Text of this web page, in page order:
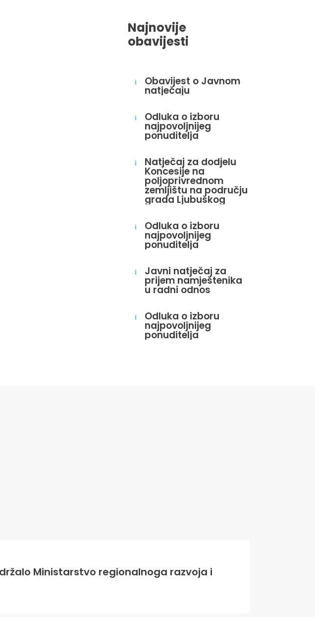
Najnovije
obavijesti
i Obavijest o Javnom
natječaju
i Odluka o izboru
najpovoljnijeg
ponuditelja
i Natječaj za dodjelu
Koncesije na
poljoprivrednom
zemljištu na području
grada Ljubuškog
i Odluka o izboru
najpovoljnijeg
ponuditelja
i Javni natječaj za
prijem namještenika
u radni odnos
i Odluka o izboru
najpovoljnijeg
ponuditelja
Ministarstvo regionalnoga razvoja i